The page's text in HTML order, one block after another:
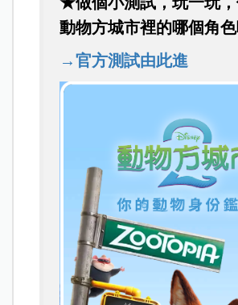
動物方城市裡的哪個角色
→官方測試由此進